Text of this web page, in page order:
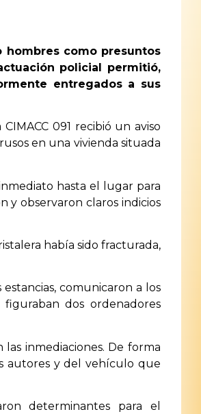
hombres como presuntos
policial permitió,
entregados a sus
091 recibió un aviso
en una vivienda situada
hasta el lugar para
y observaron claros indicios
había sido fracturada,
comunicaron a los
dos ordenadores
inmediaciones. De forma
autores y del vehículo que
determinantes para el